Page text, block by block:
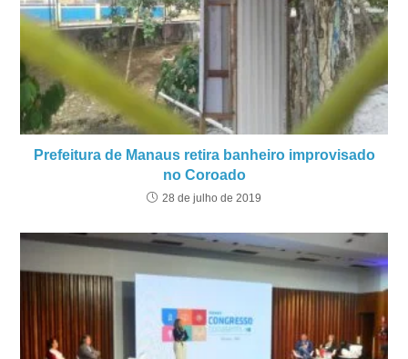
Prefeitura de Manaus retira banheiro improvisado
no Coroado
28 de julho de 2019